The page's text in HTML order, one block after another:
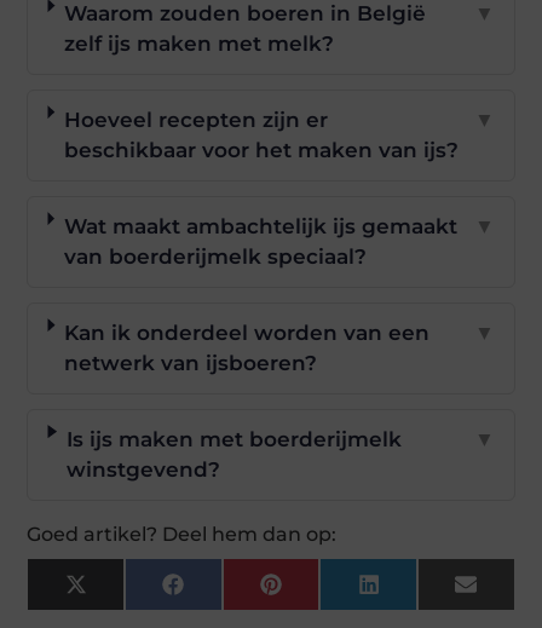
Waarom zouden boeren in België
zelf ijs maken met melk?
▼
Hoeveel recepten zijn er
beschikbaar voor het maken van ijs?
▼
Wat maakt ambachtelijk ijs gemaakt
van boerderijmelk speciaal?
▼
Kan ik onderdeel worden van een
netwerk van ijsboeren?
▼
Is ijs maken met boerderijmelk
winstgevend?
▼
Goed artikel? Deel hem dan op:
X
(Twitter)
FacebookPinterestLinkedInEmail